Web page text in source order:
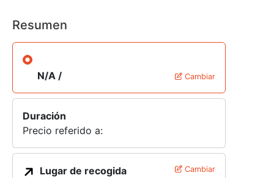
Resumen
N/A / Cambiar
Duración
Precio referido a:
Lugar de recogida Cambiar